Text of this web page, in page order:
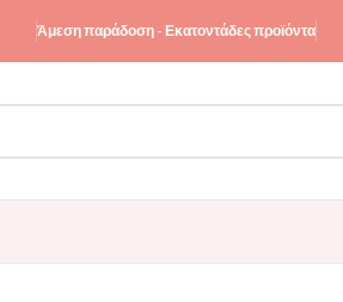
Άμεση παράδοση - Εκατοντάδες προϊόντα